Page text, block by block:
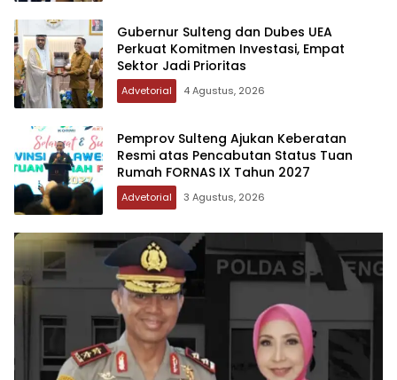
Gubernur Sulteng dan Dubes UEA
Perkuat Komitmen Investasi, Empat
Sektor Jadi Prioritas
Advetorial 4 Agustus, 2026
Pemprov Sulteng Ajukan Keberatan
Resmi atas Pencabutan Status Tuan
Rumah FORNAS IX Tahun 2027
Advetorial 3 Agustus, 2026